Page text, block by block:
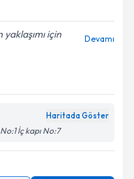
için
Devamı
Haritada Göster
İç kapı No:7